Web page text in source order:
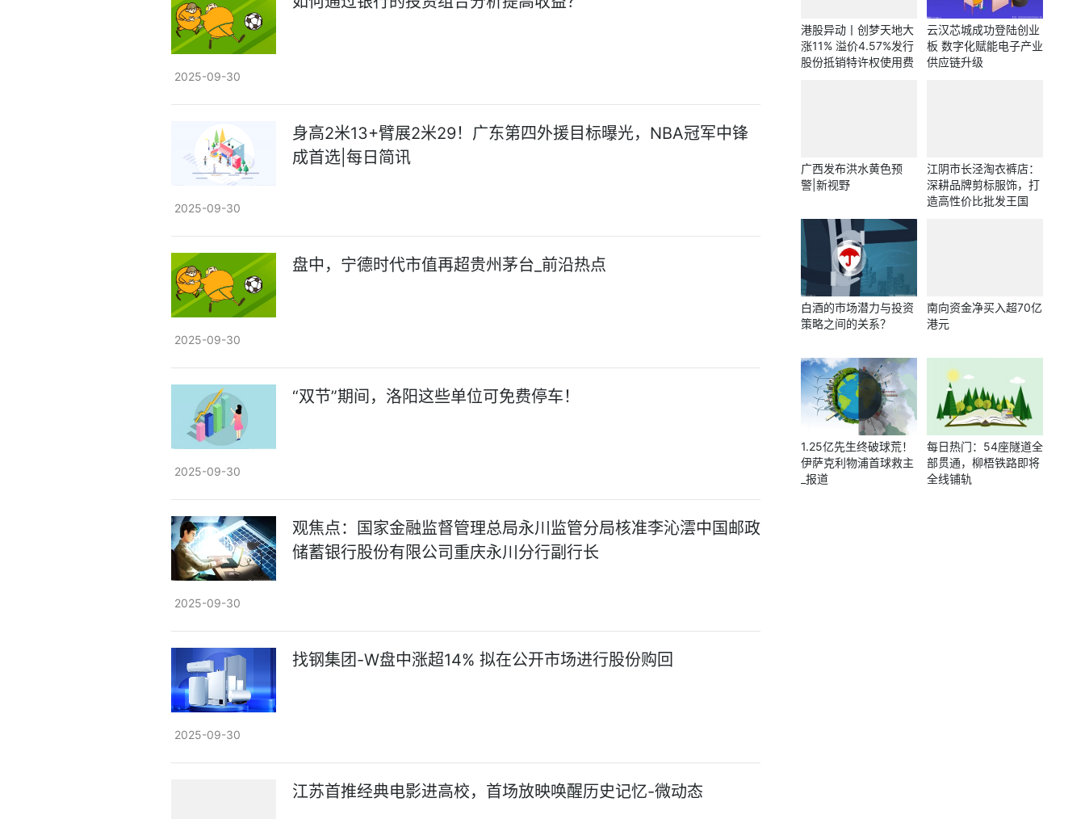
2025-09-30
身高2米13+臂展2米29！广东第四外援目标曝光，NBA冠军中锋
成首选|每日简讯
2025-09-30
盘中，宁德时代市值再超贵州茅台_前沿热点
2025-09-30
“双节”期间，洛阳这些单位可免费停车！
2025-09-30
观焦点：国家金融监督管理总局永川监管分局核准李沁澐中国邮政
储蓄银行股份有限公司重庆永川分行副行长
2025-09-30
找钢集团-W盘中涨超14% 拟在公开市场进行股份购回
2025-09-30
江苏首推经典电影进高校，首场放映唤醒历史记忆-微动态
港股异动丨创梦天地大
涨11% 溢价4.57%发行
股份抵销特许权使用费
云汉芯城成功登陆创业
板 数字化赋能电子产业
供应链升级
广西发布洪水黄色预
警|新视野
江阴市长泾淘衣裤店：
深耕品牌剪标服饰，打
造高性价比批发王国
白酒的市场潜力与投资
策略之间的关系？
南向资金净买入超70亿
港元
1.25亿先生终破球荒！
伊萨克利物浦首球救主
_报道
每日热门：54座隧道全
部贯通，柳梧铁路即将
全线铺轨